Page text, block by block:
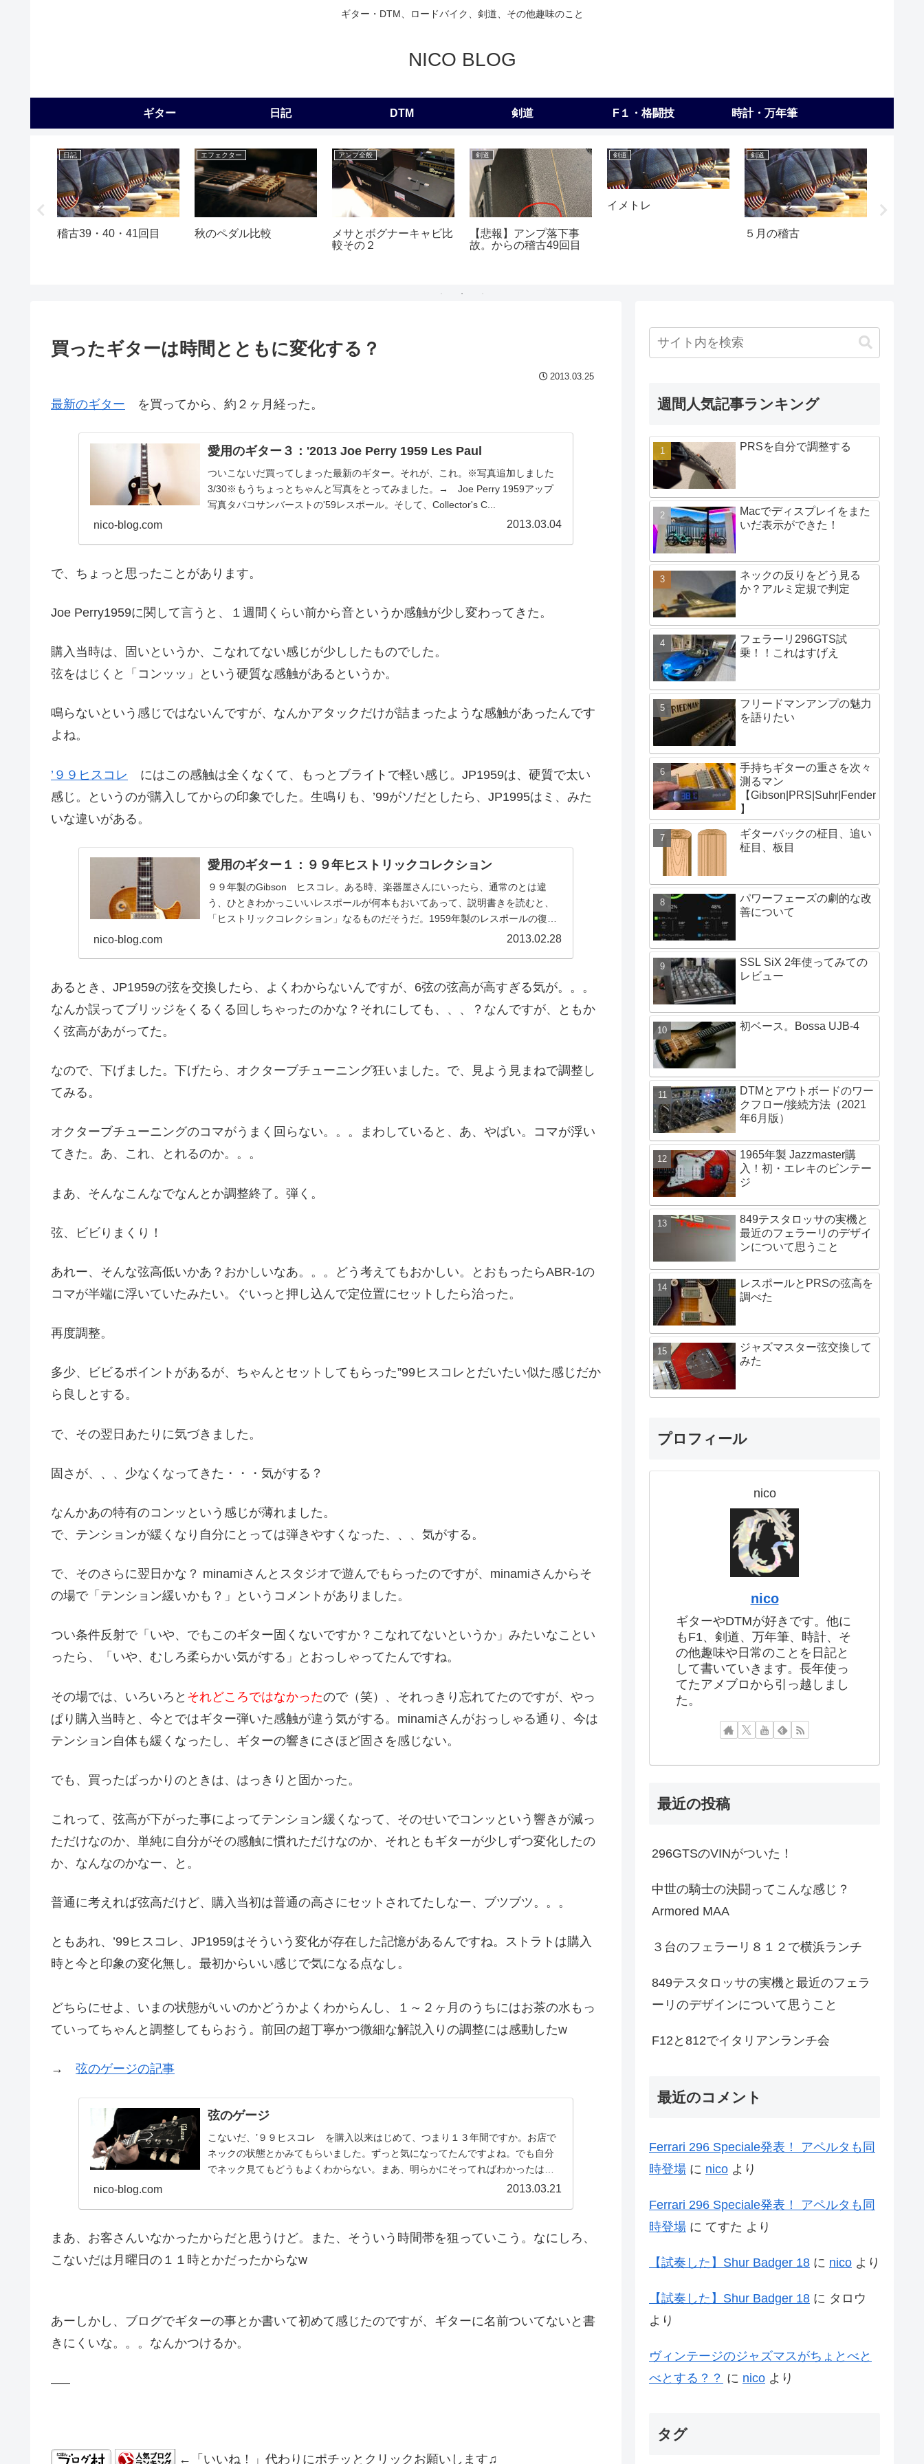
ギター・DTM、ロードバイク、剣道、その他趣味のこと
NICO BLOG
ギター 日記 DTM 剣道 F１・格闘技 時計・万年筆
日記
稽古39・40・41回目
エフェクター
秋のペダル比較
アンプ全般
メサとボグナーキャビ比
較その２
剣道
【悲報】アンプ落下事
故。からの稽古49回目
剣道
イメトレ
剣道
５月の稽古
買ったギターは時間とともに変化する？
2013.03.25
最新のギター を買ってから、約２ヶ月経った。
愛用のギター３：'2013 Joe Perry 1959 Les Paul
ついこないだ買ってしまった最新のギター。それが、これ。※写真追加しました
3/30※もうちょっとちゃんと写真をとってみました。→ Joe Perry 1959アップ
写真タバコサンバーストの'59レスポール。そして、Collector's C...
nico-blog.com 2013.03.04
で、ちょっと思ったことがあります。
Joe Perry1959に関して言うと、１週間くらい前から音というか感触が少し変わってきた。
購入当時は、固いというか、こなれてない感じが少ししたものでした。
弦をはじくと「コンッッ」という硬質な感触があるというか。
鳴らないという感じではないんですが、なんかアタックだけが詰まったような感触があったんです
よね。
’９９ヒスコレ にはこの感触は全くなくて、もっとブライトで軽い感じ。JP1959は、硬質で太い
感じ。というのが購入してからの印象でした。生鳴りも、’99がソだとしたら、JP1995はミ、みた
いな違いがある。
愛用のギター１：９９年ヒストリックコレクション
９９年製のGibson ヒスコレ。ある時、楽器屋さんにいったら、通常のとは違
う、ひときわかっこいいレスポールが何本もおいてあって、説明書きを読むと、
「ヒストリックコレクション」なるものだそうだ。1959年製のレスポールの復刻
nico-blog.com 2013.02.28
あるとき、JP1959の弦を交換したら、よくわからないんですが、6弦の弦高が高すぎる気が。。。
なんか誤ってブリッジをくるくる回しちゃったのかな？それにしても、、、？なんですが、ともか
く弦高があがってた。
なので、下げました。下げたら、オクターブチューニング狂いました。で、見よう見まねで調整し
てみる。
オクターブチューニングのコマがうまく回らない。。。まわしていると、あ、やばい。コマが浮い
てきた。あ、これ、とれるのか。。。
まあ、そんなこんなでなんとか調整終了。弾く。
弦、ビビりまくり！
あれー、そんな弦高低いかあ？おかしいなあ。。。どう考えてもおかしい。とおもったらABR-1の
コマが半端に浮いていたみたい。ぐいっと押し込んで定位置にセットしたら治った。
再度調整。
多少、ビビるポイントがあるが、ちゃんとセットしてもらった”99ヒスコレとだいたい似た感じだか
ら良しとする。
で、その翌日あたりに気づきました。
固さが、、、少なくなってきた・・・気がする？
なんかあの特有のコンッという感じが薄れました。
で、テンションが緩くなり自分にとっては弾きやすくなった、、、気がする。
で、そのさらに翌日かな？ minamiさんとスタジオで遊んでもらったのですが、minamiさんからそ
の場で「テンション緩いかも？」というコメントがありました。
つい条件反射で「いや、でもこのギター固くないですか？こなれてないというか」みたいなことい
ったら、「いや、むしろ柔らかい気がする」とおっしゃってたんですね。
その場では、いろいろと それどころではなかったので（笑）、それっきり忘れてたのですが、やっ
ぱり購入当時と、今とではギター弾いた感触が違う気がする。minamiさんがおっしゃる通り、今は
テンション自体も緩くなったし、ギターの響きにさほど固さを感じない。
でも、買ったばっかりのときは、はっきりと固かった。
これって、弦高が下がった事によってテンション緩くなって、そのせいでコンッという響きが減っ
ただけなのか、単純に自分がその感触に慣れただけなのか、それともギターが少しずつ変化したの
か、なんなのかなー、と。
普通に考えれば弦高だけど、購入当初は普通の高さにセットされてたしなー、ブツブツ。。。
ともあれ、’99ヒスコレ、JP1959はそういう変化が存在した記憶があるんですね。ストラトは購入
時と今と印象の変化無し。最初からいい感じで気になる点なし。
どちらにせよ、いまの状態がいいのかどうかよくわからんし、１～２ヶ月のうちにはお茶の水もっ
ていってちゃんと調整してもらおう。前回の超丁寧かつ微細な解説入りの調整には感動したw
→ 弦のゲージの記事
弦のゲージ
こないだ、’９９ヒスコレ を購入以来はじめて、つまり１３年間ですか。お店で
ネックの状態とかみてもらいました。ずっと気になってたんですよね。でも自分
でネック見てもどうもよくわからない。まあ、明らかにそってればわかったはず
nico-blog.com 2013.03.21
まあ、お客さんいなかったからだと思うけど。また、そういう時間帯を狙っていこう。なにしろ、
こないだは月曜日の１１時とかだったからなw
あーしかし、ブログでギターの事とか書いて初めて感じたのですが、ギターに名前ついてないと書
きにくいな。。。なんかつけるか。
—–
←「いいね！」代わりにポチッとクリックお願いします♫
週間人気記事ランキング
PRSを自分で調整する
Macでディスプレイをまた
いだ表示ができた！
ネックの反りをどう見る
か？アルミ定規で判定
フェラーリ296GTS試
乗！！これはすげえ
フリードマンアンプの魅力
を語りたい
手持ちギターの重さを次々
測るマン
【Gibson|PRS|Suhr|Fender
】
ギターバックの柾目、追い
柾目、板目
パワーフェーズの劇的な改
善について
SSL SiX 2年使ってみての
レビュー
初ベース。Bossa UJB-4
DTMとアウトボードのワー
クフロー/接続方法（2021
年6月版）
1965年製 Jazzmaster購
入！初・エレキのビンテー
ジ
849テスタロッサの実機と
最近のフェラーリのデザイ
ンについて思うこと
レスポールとPRSの弦高を
調べた
ジャズマスター弦交換して
みた
プロフィール
nico
nico
ギターやDTMが好きです。他に
もF1、剣道、万年筆、時計、そ
の他趣味や日常のことを日記と
して書いていきます。長年使っ
てたアメブロから引っ越しまし
た。
最近の投稿
296GTSのVINがついた！
中世の騎士の決闘ってこんな感じ？
Armored MAA
３台のフェラーリ８１２で横浜ランチ
849テスタロッサの実機と最近のフェラ
ーリのデザインについて思うこと
F12と812でイタリアンランチ会
最近のコメント
Ferrari 296 Speciale発表！ アペルタも同
時登場 に nico より
Ferrari 296 Speciale発表！ アペルタも同
時登場 に てすた より
【試奏した】Shur Badger 18 に nico より
【試奏した】Shur Badger 18 に タロウ
より
ヴィンテージのジャズマスがちょとべと
べとする？？ に nico より
タグ